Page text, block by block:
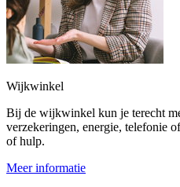
Wijkwinkel
Bij de wijkwinkel kun je terecht
verzekeringen, energie, telefonie
of hulp.
Meer informatie